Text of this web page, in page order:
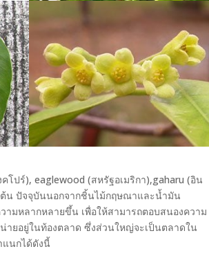
ปร์), eaglewood (สหรัฐอเมริกา),gaharu (อิน
น ปัจจุบันนอกจากชิ้นไม้กฤษณาและน้ำมัน
หลากหลายขึ้น เพื่อให้สามารถตอบสนองความ
ยอยู่ในท้องตลาด ซึ่งส่วนใหญ่จะเป็นตลาดใน
แนกได้ดังนี้